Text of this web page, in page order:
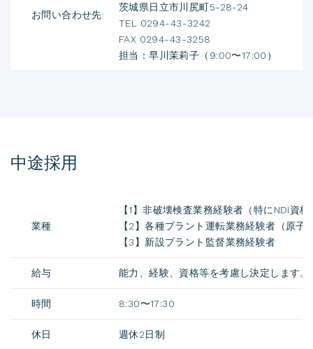
お問い合わせ先
茨城県日立市川尻町5-28-24
TEL 0294-43-3242
FAX 0294-43-3258
担当：早川茉莉子（9:00〜17:00）
中途採用
業種
【1】非破壊検査業務経験者（特にNDI資
【2】各種プラント運転業務経験者（原子
【3】新設プラント監督業務経験者
給与 能力、経験、資格等を考慮し決定します。
時間 8:30〜17:30
休日 週休2日制